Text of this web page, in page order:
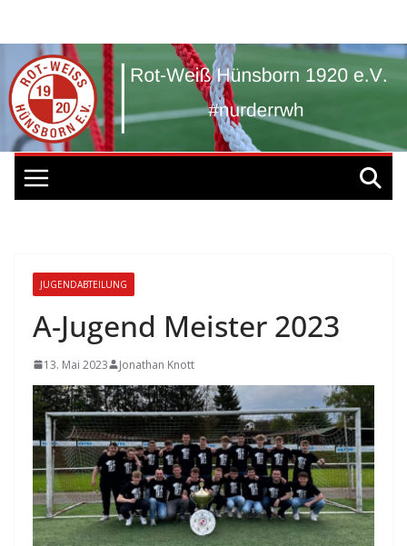
springen
JUGENDABTEILUNG
A-Jugend Meister 2023
13. Mai 2023 Jonathan Knott